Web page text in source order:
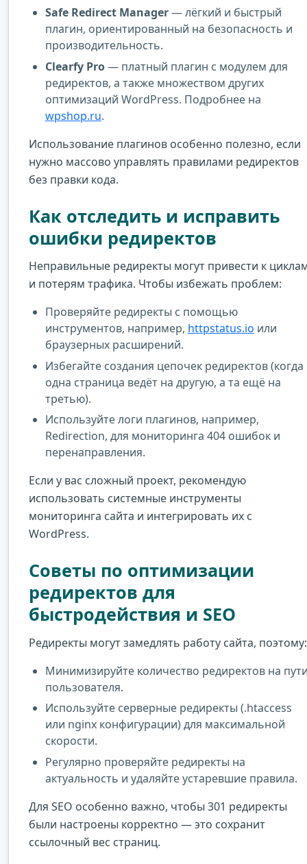
Safe Redirect Manager— лёгкий и быстрый
плагин, ориентированный на безопасность и
производительность.
Clearfy Pro— платный плагин с модулем для
редиректов, а также множеством других
оптимизаций WordPress. Подробнее на
wpshop.ru.
Использование плагинов особенно полезно, если
нужно массово управлять правилами редиректов
без правки кода.
Как отследить и исправить
ошибки редиректов
Неправильные редиректы могут привести к
и потерям трафика. Чтобы избежать проблем:
Проверяйте редиректы с помощью
инструментов, например, httpstatus.io или
браузерных расширений.
Избегайте создания цепочек редиректов (когда
одна страница ведёт на другую, а та ещё на
третью).
Используйте логи плагинов, например,
Redirection, для мониторинга 404 ошибок и
перенаправления.
Если у вас сложный проект, рекомендую
использовать системные инструменты
мониторинга сайта и интегрировать их с
WordPress.
Советы по оптимизации
редиректов для
быстродействия и SEO
Редиректы могут замедлять работу сайта, поэтому:
Минимизируйте количество редиректов на
пользователя.
Используйте серверные редиректы (.htaccess
или nginx конфигурации) для максимальной
скорости.
Регулярно проверяйте редиректы на
актуальность и удаляйте устаревшие правила.
Для SEO особенно важно, чтобы 301 редиректы
были настроены корректно — это сохранит
ссылочный вес страниц.